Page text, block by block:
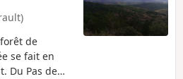
La
retour et ne
particulières.
de
se fait en
Du Pas de